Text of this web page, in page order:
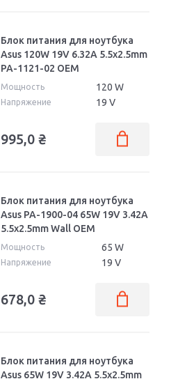
Блок питания для ноутбука
Asus 120W 19V 6.32A 5.5x2.5mm
PA-1121-02 OEM
Мощность 120 W
Напряжение 19 V
995,0 ₴
Блок питания для ноутбука
Asus PA-1900-04 65W 19V 3.42A
5.5x2.5mm Wall OEM
Мощность 65 W
Напряжение 19 V
678,0 ₴
Блок питания для ноутбука
Asus 65W 19V 3.42A 5.5x2.5mm